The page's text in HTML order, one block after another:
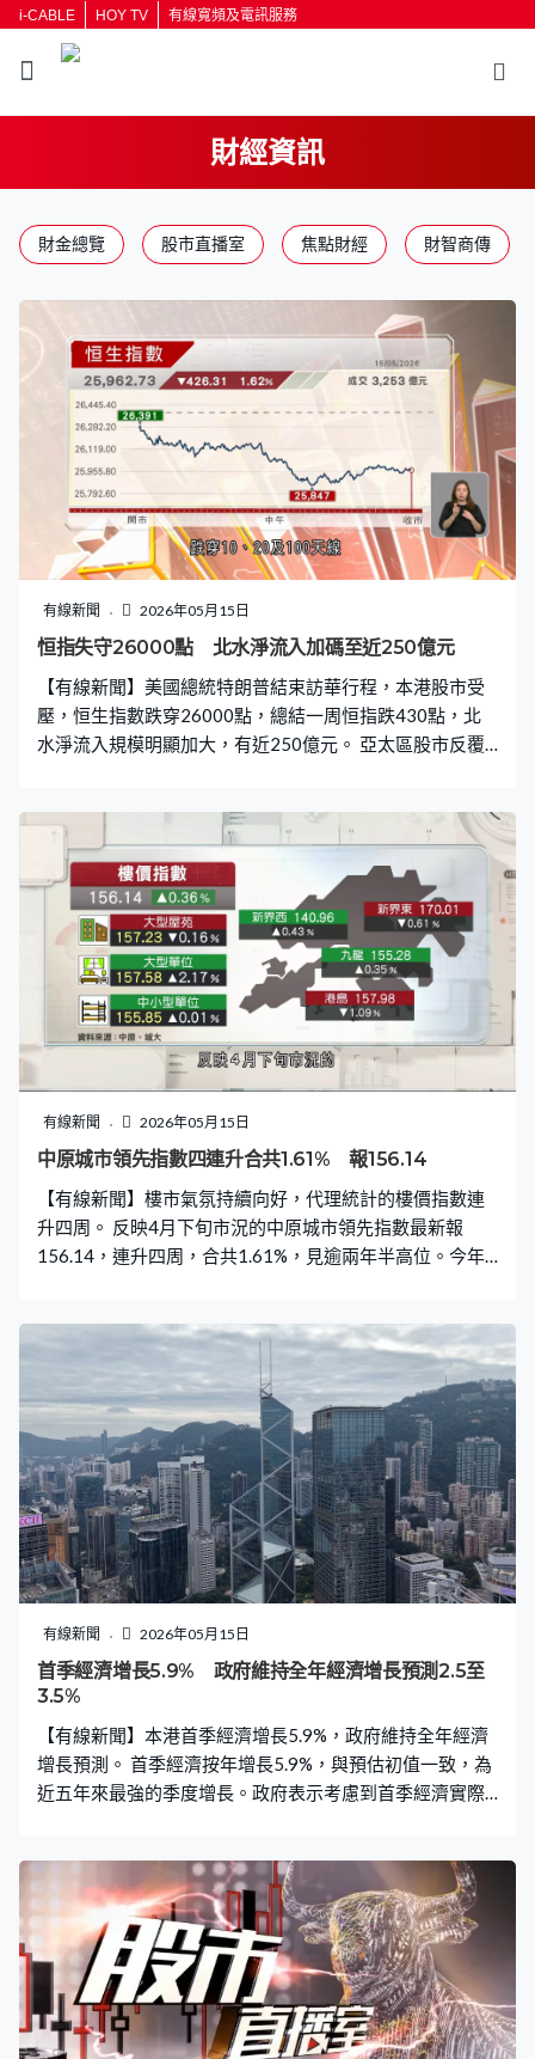
i-CABLE HOY TV 有線寬頻及電訊服務
財經資訊
財金總覽 股市直播室 焦點財經 財智商傳
有線新聞 2026年05月15日
恒指失守26000點 北水淨流入加碼至近250億元
【有線新聞】美國總統特朗普結束訪華行程，本港股市受
壓，恒生指數跌穿26000點，總結一周恒指跌430點，北
水淨流入規模明顯加大，有近250億元。 亞太區股市反覆
25962點，跌穿10、20及100天線，成交3,253億元。 富
昌證券聯席董事譚朗蔚：「稍為紓緩，隨著外圍上升港股
作反彈。我覺得即使多了昨天及今天的下跌，坦白說港股
短線升勢是未斷的，一日守到25900點，暫時都是審慎向
上多一點。」 個別新經濟股拖低大市，阿里跌4%，連同小
米及美團，拖低恒指逾140點。騰訊逆市反覆靠穩。金融
股亦向下，建行、工行及平保跌1%至2%。 AI概念股受
壓，諾比侃跌一成一；壁仞科技及MINIMAX跌幅介乎6%
至7%。華虹半導體及阿里健康業績後亦捱沽，華虹半導體
跌8%至20天線上落，阿里健康是表現第二差藍籌。 亞太
區股市方面，韓股創新高，高見8046點後倒跌6%收市，
日股亦反覆低收近2%。
有線新聞 2026年05月15日
中原城市領先指數四連升合共1.61% 報156.14
【有線新聞】樓市氣氛持續向好，代理統計的樓價指數連
升四周。 反映4月下旬市況的中原城市領先指數最新報
156.14，連升四周，合共1.61%，見逾兩年半高位。今年
入市，相信樓價升勢未止，展望第三季指數挑戰165。
有線新聞 2026年05月15日
首季經濟增長5.9% 政府維持全年經濟增長預測2.5至
3.5%
【有線新聞】本港首季經濟增長5.9%，政府維持全年經濟
增長預測。 首季經濟按年增長5.9%，與預估初值一致，為
近五年來最強的季度增長。政府表示考慮到首季經濟實際
風險傾向下行，因此維持今年全年經濟增長預測2.5至
3.5%。